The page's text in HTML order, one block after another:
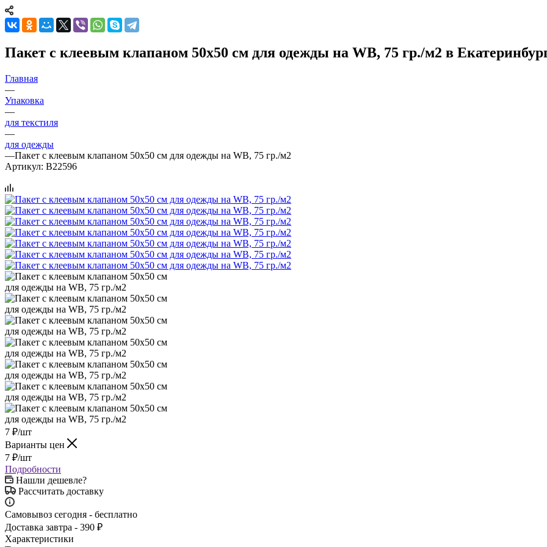
Пакет с клеевым клапаном 50х50 см для одежды на WB, 75 гр./м2 в
Главная
—
Упаковка
—
для текстиля
—
для одежды
—Пакет с клеевым клапаном 50х50 см для одежды на WB, 75 гр./м2
Артикул: B22596
7 ₽/шт
Варианты цен
7 ₽/шт
Подробности
Нашли дешевле?
Рассчитать доставку
Самовывоз сегодня - бесплатно
Доставка завтра - 390 ₽
Характеристики